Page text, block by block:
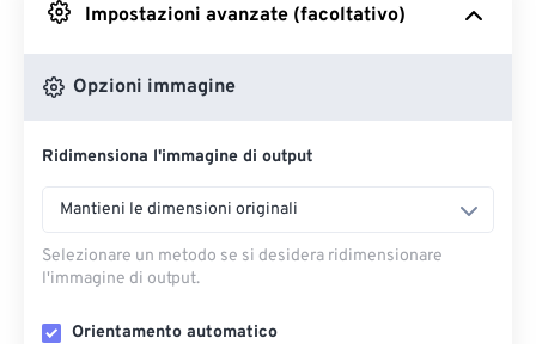
Da Google Drive
Impostazioni avanzate (facoltativo)
Opzioni immagine
Ridimensiona l'immagine di output
Mantieni le dimensioni originali
Selezionare un metodo se si desidera ridimensionare
l'immagine di output.
Orientamento automatico